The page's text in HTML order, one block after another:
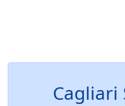
Cagliari